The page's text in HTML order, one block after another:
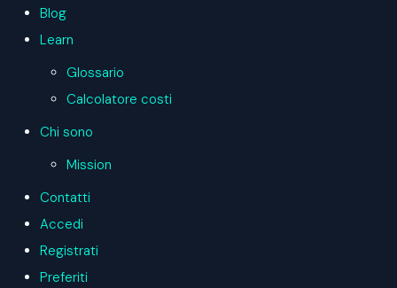
Blog
Learn
Glossario
Calcolatore costi
Chi sono
Mission
Contatti
Accedi
Registrati
Preferiti